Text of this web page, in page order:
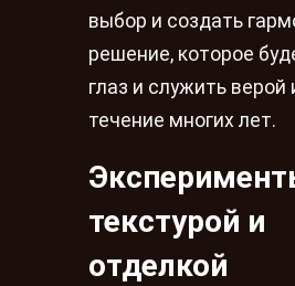
выбор и создать
решение, которое
глаз и служить верой
течение многих лет.
текстурой и
отделкой